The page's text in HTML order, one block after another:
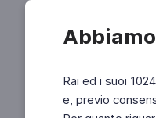
Rai ed i suoi
e, previo